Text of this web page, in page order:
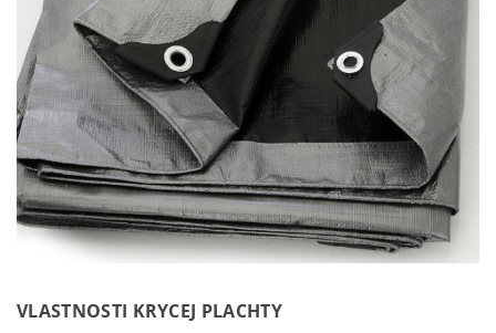
VLASTNOSTI KRYCEJ PLACHTY